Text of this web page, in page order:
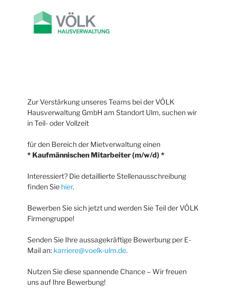
Zur Verstärkung unseres Teams bei der VÖLK
Hausverwaltung GmbH am Standort Ulm, suchen wir
in Teil- oder Vollzeit
für den Bereich der Mietverwaltung einen
* Kaufmännischen Mitarbeiter (m/w/d) *
Interessiert? Die detaillierte Stellenausschreibung
finden Sie hier.
Bewerben Sie sich jetzt und werden Sie Teil der VÖLK
Firmengruppe!
Senden Sie Ihre aussagekräftige Bewerbung per E-
Mail an: karriere@voelk-ulm.de.
Nutzen Sie diese spannende Chance – Wir freuen
uns auf Ihre Bewerbung!